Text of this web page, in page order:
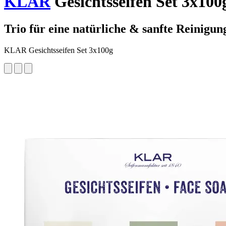
Trio für eine natürliche & sanfte
KLAR Gesichtsseifen Set 3x100g